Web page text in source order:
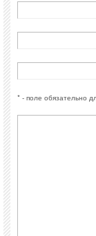
* - поле обязательно